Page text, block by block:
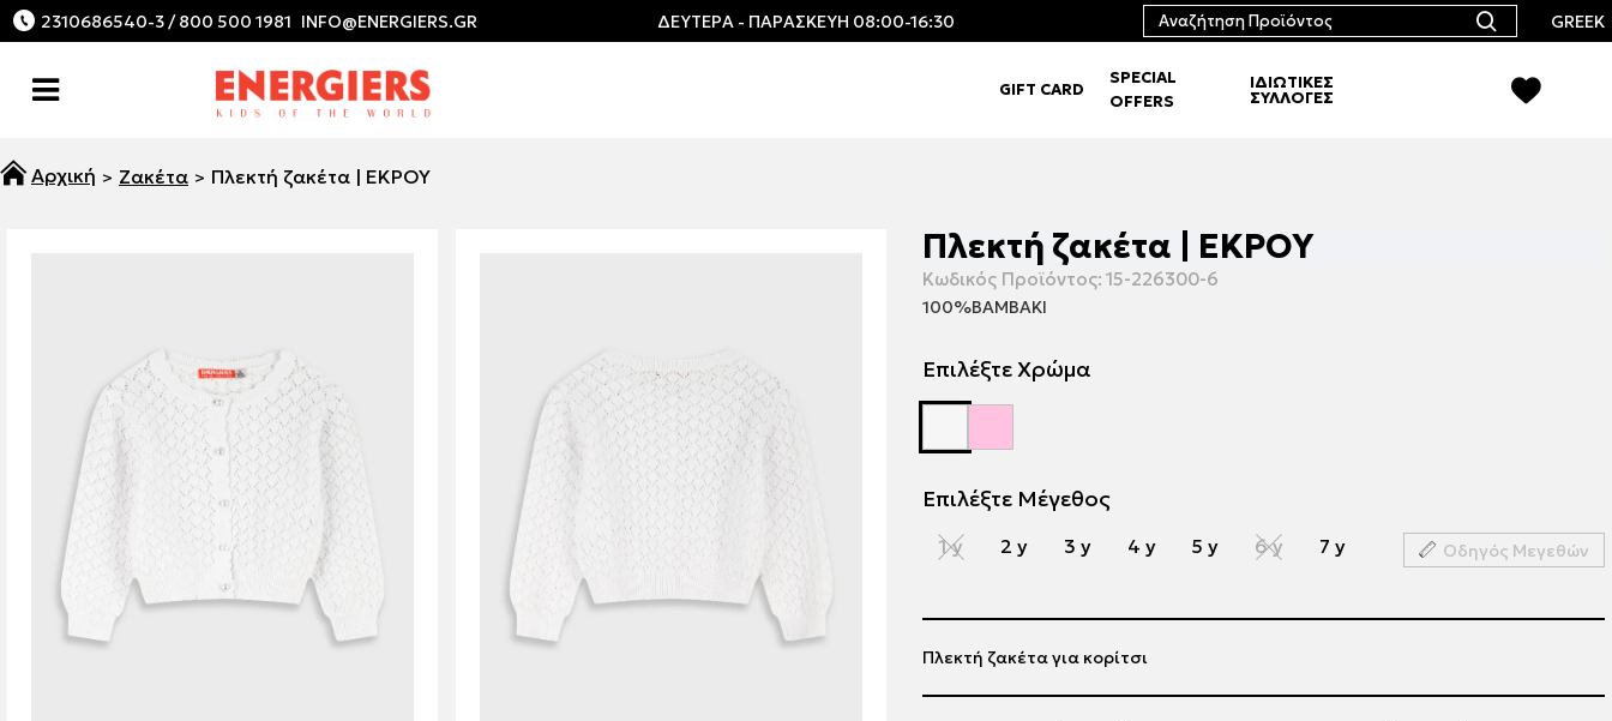
2310686540-3 / 800 500 1981 ΔΕΥΤΕΡΑ - ΠΑΡΑΣΚΕΥΗ 08:00-16:30 GREEK
GIFT CARD
SPECIAL
OFFERS
ΙΔΙΩΤΙΚΕΣ
ΣΥΛΛΟΓΕΣ
Ζακέτα Πλεκτή ζακέτα | ΕΚΡΟΥ
Πλεκτή ζακέτα | ΕΚΡΟΥ
Κωδικός Προϊόντος: 15-226300-6
100%ΒΑΜΒΑΚΙ
Επιλέξτε Χρώμα
Επιλέξτε Μέγεθος
1 y 2 y 3 y 4 y 5 y 6 y 7 y Οδηγός Μεγεθών
Πλεκτή ζακέτα για κορίτσι